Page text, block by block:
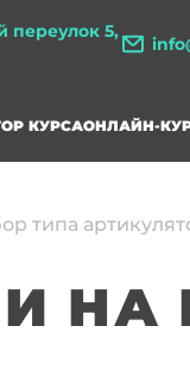
переулок 5,
КУРСАОНЛАЙН-
типа
НА